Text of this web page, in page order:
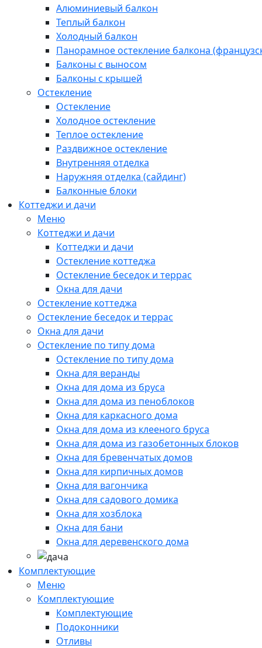
Алюминиевый балкон
Теплый балкон
Холодный балкон
Панорамное остекление балкона
Балконы с выносом
Балконы с крышей
Остекление
Остекление
Холодное остекление
Теплое остекление
Раздвижное остекление
Внутренняя отделка
Наружняя отделка (сайдинг)
Балконные блоки
Коттеджи и дачи
Меню
Коттеджи и дачи
Коттеджи и дачи
Остекление коттеджа
Остекление беседок и террас
Окна для дачи
Остекление коттеджа
Остекление беседок и террас
Окна для дачи
Остекление по типу дома
Остекление по типу дома
Окна для веранды
Окна для дома из бруса
Окна для дома из пеноблоков
Окна для каркасного дома
Окна для дома из клееного бруса
Окна для дома из газобетонных блоков
Окна для бревенчатых домов
Окна для кирпичных домов
Окна для вагончика
Окна для садового домика
Окна для хозблока
Окна для бани
Окна для деревенского дома
Комплектующие
Меню
Комплектующие
Комплектующие
Подоконники
Отливы